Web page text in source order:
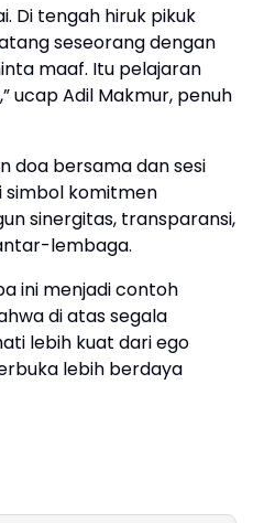
Di tengah hiruk pikuk
seseorang dengan
maaf. Itu pelajaran
ucap Adil Makmur, penuh
doa bersama dan sesi
simbol komitmen
sinergitas, transparansi,
lembaga.
ini menjadi contoh
di atas segala
lebih kuat dari ego
lebih berdaya